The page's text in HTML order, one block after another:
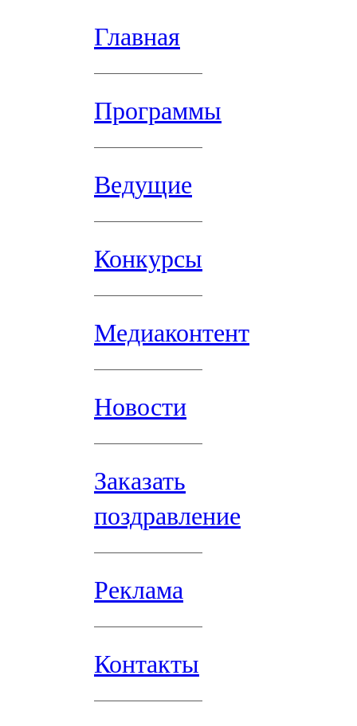
Главная
Программы
Ведущие
Конкурсы
Медиаконтент
Новости
Заказать
поздравление
Реклама
Контакты